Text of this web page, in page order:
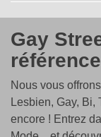
Gay
Nous vous
Lesbien, Gay, Bi,
encore ! Entrez